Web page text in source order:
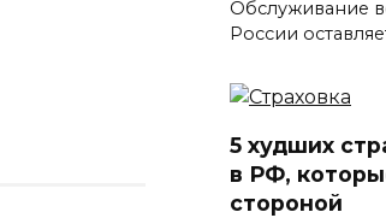
Обслуживание
России
5 худших
в РФ,
стороной